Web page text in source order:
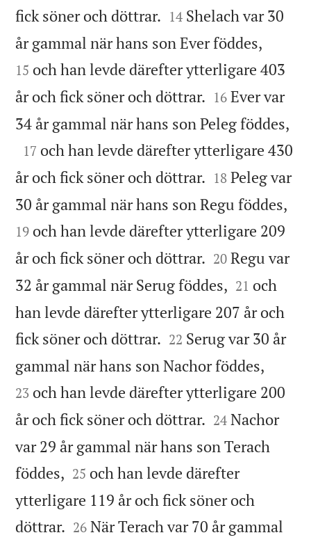
fick söner och döttrar. 

14 Shelach var 30
år gammal när hans son Ever föddes,
15 och han levde därefter ytterligare 403
år och fick söner och döttrar. 

16 Ever var
34 år gammal när hans son Peleg föddes,

17 och han levde därefter ytterligare 430
år och fick söner och döttrar. 

18 Peleg var
30 år gammal när hans son Regu föddes,
19 och han levde därefter ytterligare 209
år och fick söner och döttrar. 

20 Regu var
32 år gammal när Serug föddes, 

21 och
han levde därefter ytterligare 207 år och
fick söner och döttrar. 

22 Serug var 30 år
gammal när hans son Nachor föddes,
23 och han levde därefter ytterligare 200
år och fick söner och döttrar. 

24 Nachor
var 29 år gammal när hans son Terach
föddes, 

25 och han levde därefter
ytterligare 119 år och fick söner och
döttrar. 

26 När Terach var 70 år gammal